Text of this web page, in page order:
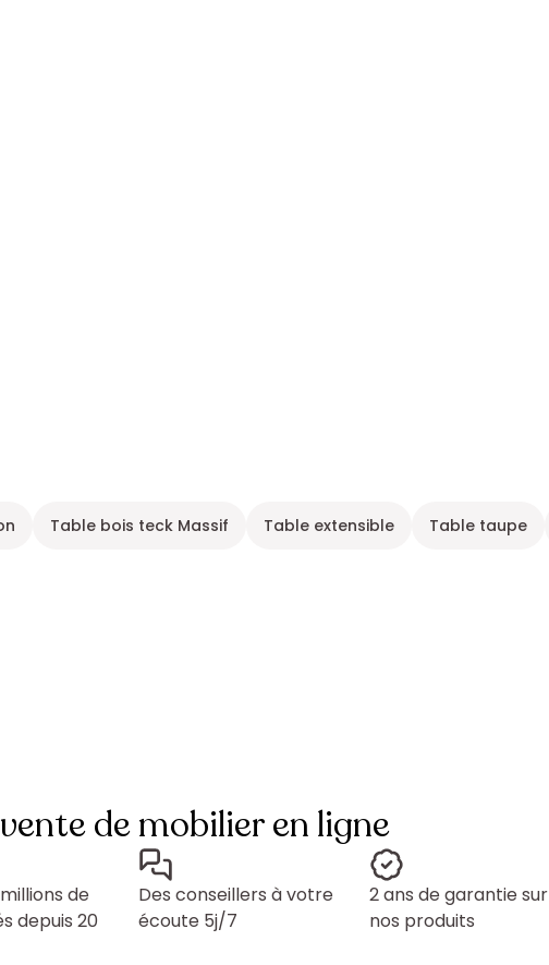
Table bois teck Massif Table extensible Table taupe
vente de mobilier en ligne
de
depuis 20
Des conseillers à votre
écoute 5j/7
2 ans de garantie sur
nos produits